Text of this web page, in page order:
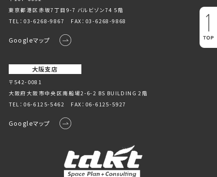
東京都港区赤坂7丁目9-7 バルビゾン74 5階
TEL： 03-6268-9867 FAX：03-6268-9868
Googleマップ
大阪支店
〒542-0081
大阪府大阪市中央区南船場2-6-2 BS BUILDING 2階
TEL： 06-6125-5462 FAX：06-6125-5927
Googleマップ